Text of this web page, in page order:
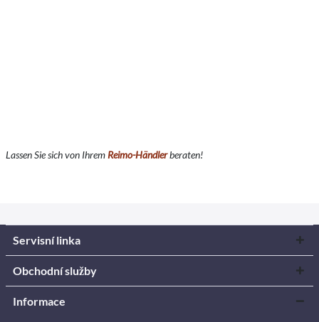
Lassen Sie sich von Ihrem Reimo-Händlerberaten!
Servisní linka
Obchodní služby
Informace